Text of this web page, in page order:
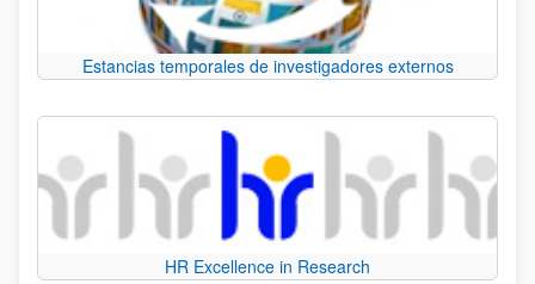
Estancias temporales de investigadores externos
HR Excellence in Research